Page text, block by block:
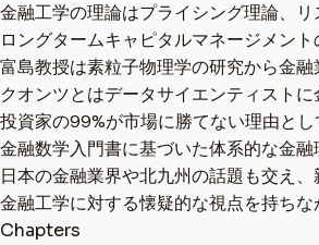
金融工学の理論はプライシング理論、
ロングタームキャピタルマネージメン
富島教授は素粒子物理学の研究から金
クオンツとはデータサイエンティスト
投資家の99%が市場に勝てない理由とし
金融数学入門書に基づいた体系的な金
日本の金融業界や北九州の話題も交え、
金融工学に対する懐疑的な視点を持ちな
Chapters